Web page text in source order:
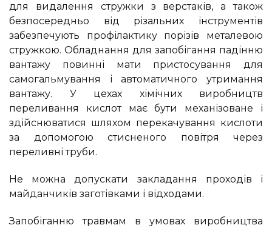
для видалення стружки з верстаків, а також
безпосередньо від різальних інструментів
забезпечують профілактику порізів металевою
стружкою. Обладнання для запобігання падінню
вантажу повинні мати пристосування для
самогальмування і автоматичного утримання
вантажу. У цехах хімічних виробництв
переливання кислот має бути механізоване і
здійснюватися шляхом перекачування кислоти
за допомогою стисненого повітря через
переливні труби.
Не можна допускати закладання проходів і
майданчиків заготівками і відходами.
Запобіганню травмам в умовах виробництва